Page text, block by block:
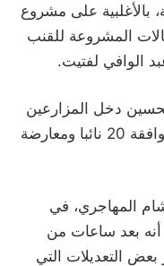
بالأغلبية على مشروع
بالاستعمالات المشروعة للقنب
الوافي لفتيت.
دخل المزارعين
وخلق فرص واعدة وقارة للشغل، بموافقة 20 نائبا ومعارضة
المهاجري، في
أنه بعد ساعات من
بعض التعديلات التي